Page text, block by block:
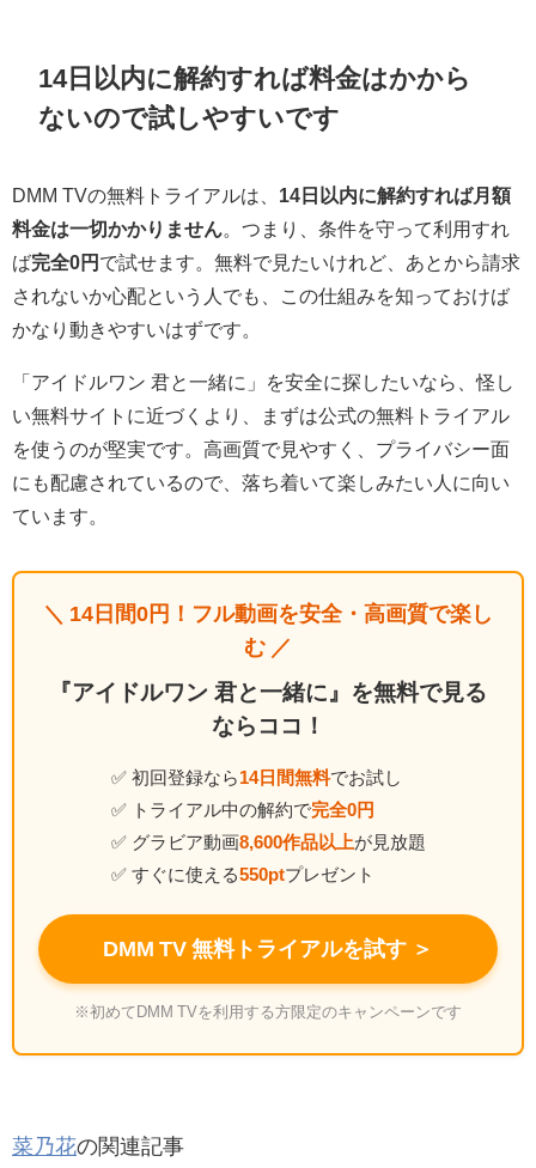
14日以内に解約すれば料金はかから
ないので試しやすいです
DMM TVの無料トライアルは、 14日以内に解約すれば月額
料金は一切かかりません 。つまり、条件を守って利用すれ
ば完全0円 で試せます。無料で見たいけれど、あとから請求
されないか心配という人でも、この仕組みを知っておけば
かなり動きやすいはずです。
「アイドルワン 君と一緒に」を安全に探したいなら、怪し
い無料サイトに近づくより、まずは公式の無料トライアル
を使うのが堅実です。高画質で見やすく、プライバシー面
にも配慮されているので、落ち着いて楽しみたい人に向い
ています。
＼ 14日間0円！フル動画を安全・高画質で楽し
む ／
『アイドルワン 君と一緒に』を無料で見る
ならココ！
✅ 初回登録なら 14日間無料でお試し
✅ トライアル中の解約で完全0円
✅ グラビア動画8,600作品以上が見放題
✅ すぐに使える550ptプレゼント
DMM TV 無料トライアルを試す ＞
※初めてDMM TVを利用する方限定のキャンペーンです
菜乃花の関連記事